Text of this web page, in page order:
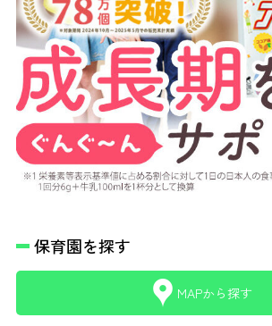
保育園を探す
MAPから探す